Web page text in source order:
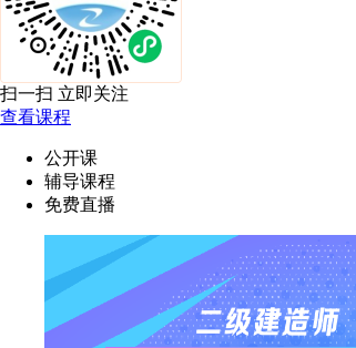
扫一扫 立即关注
查看课程
公开课
辅导课程
免费直播